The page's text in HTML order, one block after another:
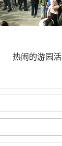
热闹的游园活